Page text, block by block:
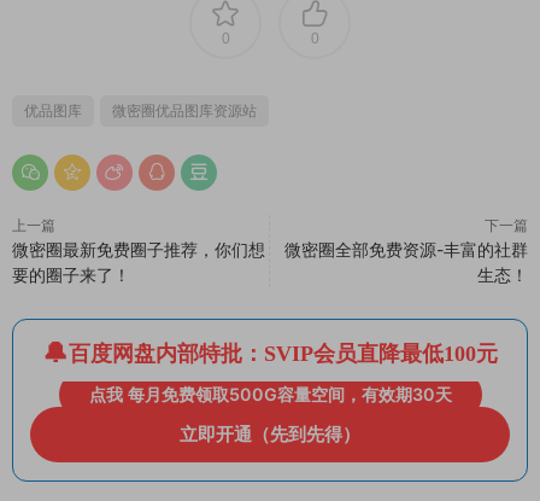
0 0
优品图库 微密圈优品图库资源站
上一篇
微密圈最新免费圈子推荐，你们想
要的圈子来了！
下一篇
微密圈全部免费资源-丰富的社群
生态！
百度网盘内部特批：SVIP会员直降最低100元
点我 每月免费领取500G容量空间，有效期30天
立即开通（先到先得）